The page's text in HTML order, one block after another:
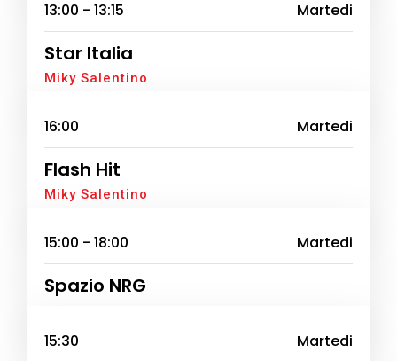
13:00 - 13:15 Martedi
Star Italia
Miky Salentino
16:00 Martedi
Flash Hit
Miky Salentino
15:00 - 18:00 Martedi
Spazio NRG
15:30 Martedi